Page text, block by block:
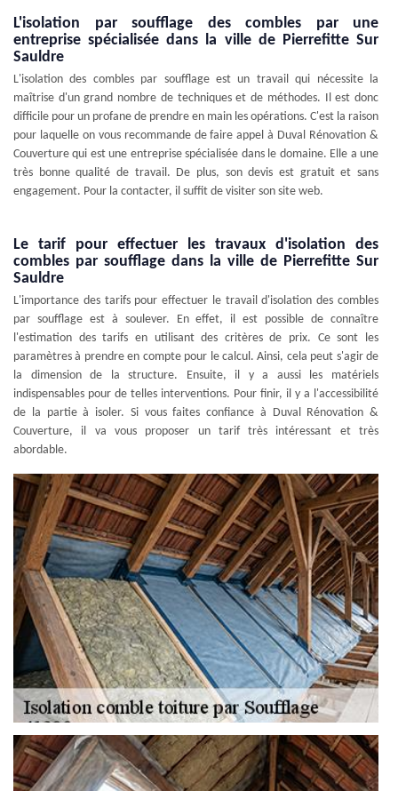
L'isolation par soufflage des combles par une
entreprise spécialisée dans la ville de Pierrefitte Sur
Sauldre
L'isolation des combles par soufflage est un travail qui nécessite la
maîtrise d'un grand nombre de techniques et de méthodes. Il est donc
difficile pour un profane de prendre en main les opérations. C'est la raison
pour laquelle on vous recommande de faire appel à Duval Rénovation &
Couverture qui est une entreprise spécialisée dans le domaine. Elle a une
très bonne qualité de travail. De plus, son devis est gratuit et sans
engagement. Pour la contacter, il suffit de visiter son site web.
Le tarif pour effectuer les travaux d'isolation des
combles par soufflage dans la ville de Pierrefitte Sur
Sauldre
L'importance des tarifs pour effectuer le travail d'isolation des combles
par soufflage est à soulever. En effet, il est possible de connaître
l'estimation des tarifs en utilisant des critères de prix. Ce sont les
paramètres à prendre en compte pour le calcul. Ainsi, cela peut s'agir de
la dimension de la structure. Ensuite, il y a aussi les matériels
indispensables pour de telles interventions. Pour finir, il y a l'accessibilité
de la partie à isoler. Si vous faites confiance à Duval Rénovation &
Couverture, il va vous proposer un tarif très intéressant et très
abordable.